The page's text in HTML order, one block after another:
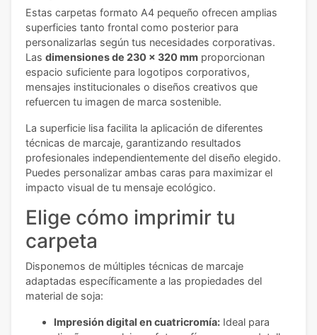
Estas carpetas formato A4 pequeño ofrecen amplias
superficies tanto frontal como posterior para
personalizarlas según tus necesidades corporativas.
Las dimensiones de 230 x 320 mm proporcionan
espacio suficiente para logotipos corporativos,
mensajes institucionales o diseños creativos que
refuercen tu imagen de marca sostenible.
La superficie lisa facilita la aplicación de diferentes
técnicas de marcaje, garantizando resultados
profesionales independientemente del diseño elegido.
Puedes personalizar ambas caras para maximizar el
impacto visual de tu mensaje ecológico.
Elige cómo imprimir tu
carpeta
Disponemos de múltiples técnicas de marcaje
adaptadas específicamente a las propiedades del
material de soja:
Impresión digital en cuatricromía: Ideal para